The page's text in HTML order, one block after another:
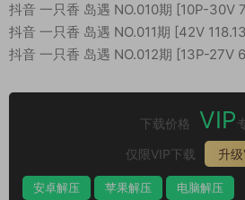
抖音 一只香 岛遇 NO.010期 [10P-30V
抖音 一只香 岛遇 NO.011期 [42V
抖音 一只香 岛遇 NO.012期 [13P-27V
下载价格 VIP
仅限VIP下载
升
安卓解压 苹果解压 电脑解压